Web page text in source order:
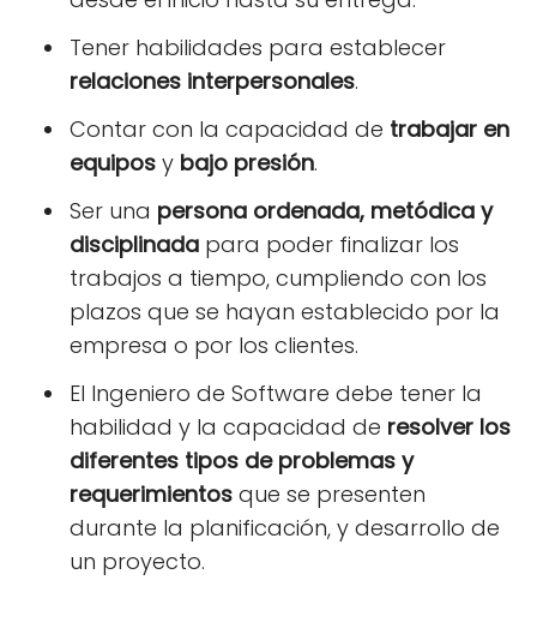
Tener habilidades para establecer
relaciones interpersonales.
Contar con la capacidad de trabajar en
equipos y bajo presión.
Ser una persona ordenada, metódica y
disciplinada para poder finalizar los
trabajos a tiempo, cumpliendo con los
plazos que se hayan establecido por la
empresa o por los clientes.
El Ingeniero de Software debe tener la
habilidad y la capacidad de resolver los
diferentes tipos de problemas y
requerimientos que se presenten
durante la planificación, y desarrollo de
un proyecto.